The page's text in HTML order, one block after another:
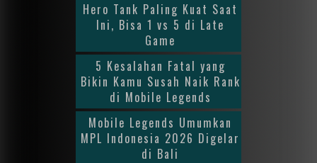
Hero Tank Paling Kuat Saat
Ini, Bisa 1 vs 5 di Late
Game
5 Kesalahan Fatal yang
Bikin Kamu Susah Naik Rank
di Mobile Legends
Mobile Legends Umumkan
MPL Indonesia 2026 Digelar
di Bali